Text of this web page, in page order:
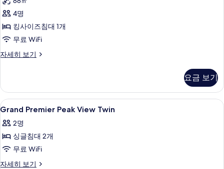
기
히
보
기
항
구
전
망
사
모
두
보
기
4명
킹사이즈침대 1개
무료 WiFi
자세히 보기
스
구
전
망
세
히
기
요금 보기
Grand
Premier
Peak
View
Twin
사
5
Grand Premier Peak View Twin
2명
싱글침대 2개
무료 WiFi
자세히 보기
Grand